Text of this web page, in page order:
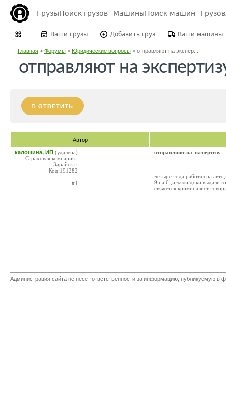
ГрузыПоиск грузов МашиныПоиск машин
Ваши грузы Добавить груз Ваши машины
Главная> Форумы> Юридические вопросы> отправляют на экспер...
отправляют на
ОТВЕТИТЬ
Автор
калошина, ИП (удалена)
Страховая компания ,
Зарайск г.
Код:191282
#1
отправляют на экспертизу
четыре года работал на
9 на 6 ,изъяли доки,выдали
свяжется,криминалист
Администрация сайта не несет ответственности за информацию, публикуемую